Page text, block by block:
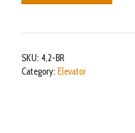
SKU: 4,2-BR
Category: Elevator